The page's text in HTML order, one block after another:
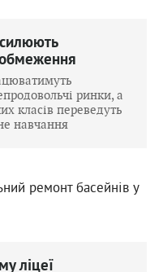
ринки, а
класів переведуть
навчання
ремонт басейнів у
ліцеї